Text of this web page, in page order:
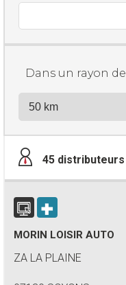
Dans un rayon de
45 distributeurs
MORIN LOISIR AUTO
ZA LA PLAINE